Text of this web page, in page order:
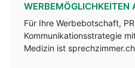
WERBEMÖGLICHKEITEN
Für Ihre Werbebotschaft,
Kommunikationsstrategie
Medizin ist